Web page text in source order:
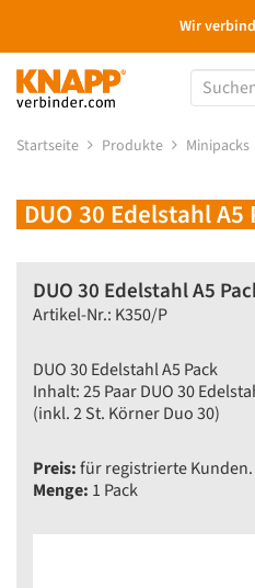
Wir
Startseite Produkte Minipacks
DUO 30 Edelstahl A5
DUO 30 Edelstahl A5
Artikel-Nr.: K350/P
DUO 30 Edelstahl A5 Pack
Inhalt: 25 Paar DUO 30
(inkl. 2 St. Körner Duo 30)
Preis:für registrierte Kunden.
Menge: 1 Pack